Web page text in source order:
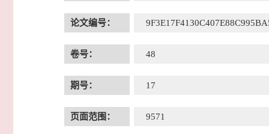
论文编号：
卷号： 48
期号： 17
页面范围： 9571